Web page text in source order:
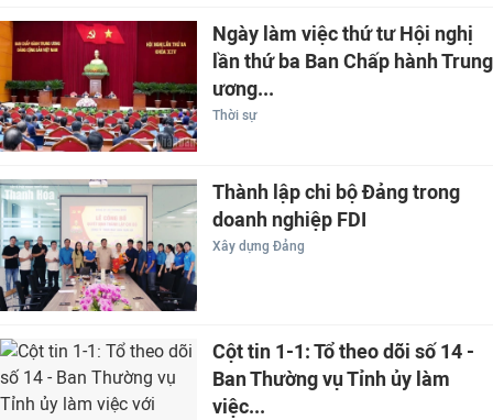
Ngày làm việc thứ tư Hội nghị
lần thứ ba Ban Chấp hành Trung
ương...
Thời sự
Thành lập chi bộ Đảng trong
doanh nghiệp FDI
Xây dựng Đảng
Cột tin 1-1: Tổ theo dõi số 14 -
Ban Thường vụ Tỉnh ủy làm
việc...